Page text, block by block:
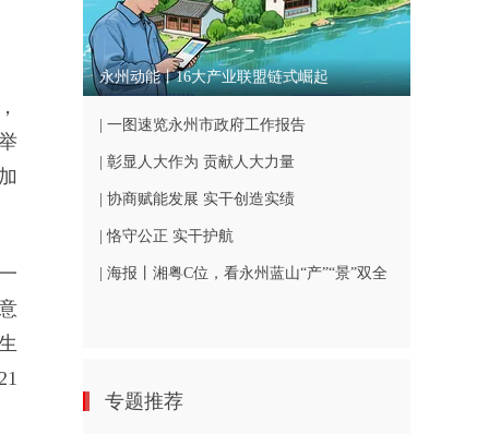
永州动能丨16大产业联盟链式崛起
| 一图速览永州市政府工作报告
| 彰显人大作为 贡献人大力量
| 协商赋能发展 实干创造实绩
| 恪守公正 实干护航
| 海报丨湘粤C位，看永州蓝山“产”“景”双全
专题推荐